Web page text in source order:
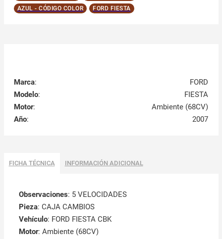
AZUL - CÓDIGO COLOR
FORD FIESTA
Marca:
FORD
Modelo:
FIESTA
Motor:
Ambiente (68CV)
Año: 2007
FICHA TÉCNICA INFORMACIÓN ADICIONAL
Observaciones: 5 VELOCIDADES
Pieza: CAJA CAMBIOS
Vehículo: FORD FIESTA CBK
Motor: Ambiente (68CV)